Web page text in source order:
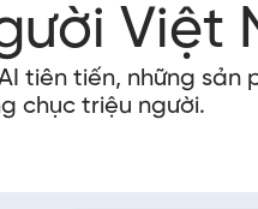
Việt
tiên tiến, những sản
chục triệu người.